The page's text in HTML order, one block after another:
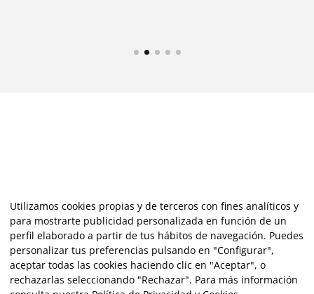
Utilizamos cookies propias y de terceros con fines analíticos y
para mostrarte publicidad personalizada en función de un
perfil elaborado a partir de tus hábitos de navegación. Puedes
personalizar tus preferencias pulsando en "Configurar",
aceptar todas las cookies haciendo clic en "Aceptar", o
rechazarlas seleccionando "Rechazar". Para más información